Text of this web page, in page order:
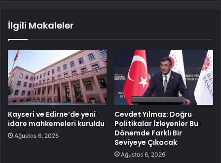
İlgili Makaleler
Kayseri ve Edirne’de yeni
idare mahkemeleri kuruldu
Ağustos 6, 2026
Cevdet Yılmaz: Doğru
Politikalar İzleyenler Bu
Dönemde Farklı Bir
Seviyeye Çıkacak
Ağustos 6, 2026